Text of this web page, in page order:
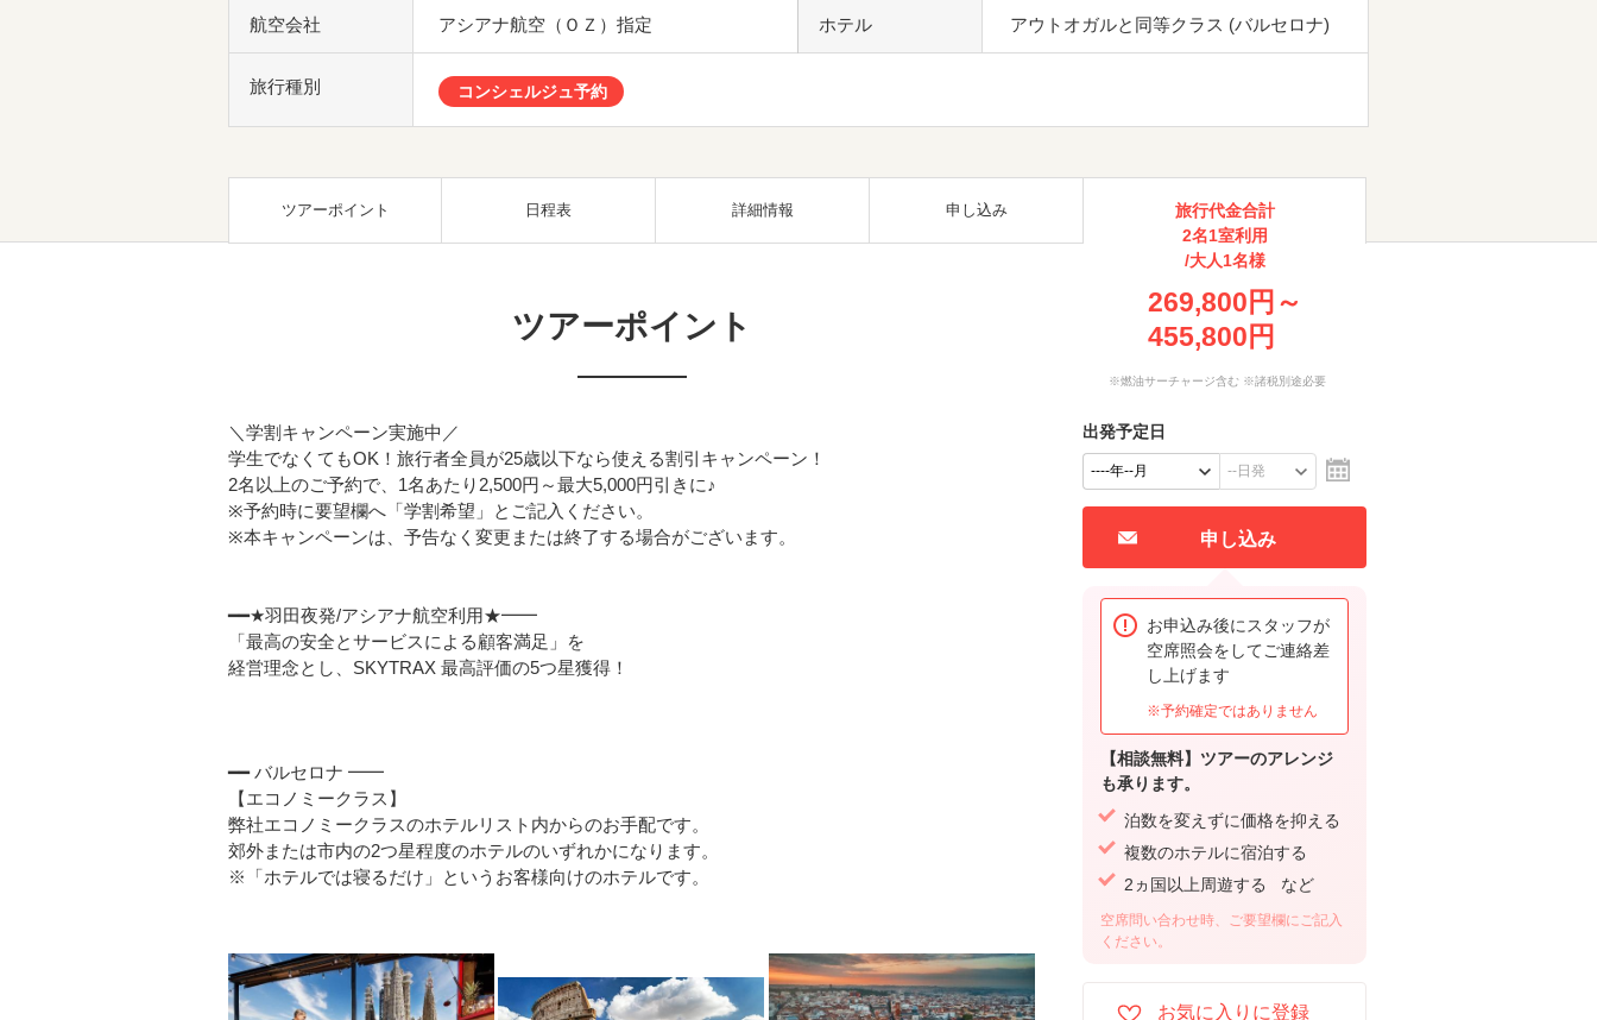
航空会社 アシアナ航空（ＯＺ）指定 ホテル アウトオガルと同等クラス (バルセロナ)
旅行種別 コンシェルジュ予約
ツアーポイント 日程表 詳細情報 申し込み
ツアーポイント
＼学割キャンペーン実施中／
学生でなくてもOK！旅行者全員が25歳以下なら使える割引キャンペーン！
2名以上のご予約で、1名あたり2,500円～最大5,000円引きに♪
※予約時に要望欄へ「学割希望」とご記入ください。
※本キャンペーンは、予告なく変更または終了する場合がございます。
━━★羽田夜発/アシアナ航空利用★━━
「最高の安全とサービスによる顧客満足」を
経営理念とし、SKYTRAX 最高評価の5つ星獲得！
━━ バルセロナ ━━
【エコノミークラス】
弊社エコノミークラスのホテルリスト内からのお手配です。
郊外または市内の2つ星程度のホテルのいずれかになります。
※「ホテルでは寝るだけ」というお客様向けのホテルです。
旅行代金合計
2名1室利用
/大人1名様
269,800円～
455,800円
※燃油サーチャージ含む ※諸税別途必要
出発予定日
申し込み
お申込み後にスタッフが
空席照会をしてご連絡差
し上げます
※予約確定ではありません
【相談無料】ツアーのアレンジ
も承ります。
泊数を変えずに価格を抑える
複数のホテルに宿泊する
2ヵ国以上周遊する など
空席問い合わせ時、ご要望欄にご記入
ください。